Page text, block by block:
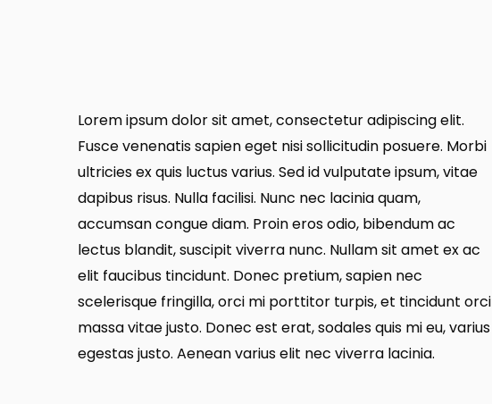
Lorem ipsum dolor sit amet, consectetur adipiscing elit.
Fusce venenatis sapien eget nisi sollicitudin posuere. Morbi
ultricies ex quis luctus varius. Sed id vulputate ipsum, vitae
dapibus risus. Nulla facilisi. Nunc nec lacinia quam,
accumsan congue diam. Proin eros odio, bibendum ac
lectus blandit, suscipit viverra nunc. Nullam sit amet ex ac
elit faucibus tincidunt. Donec pretium, sapien nec
scelerisque fringilla, orci mi porttitor turpis, et tincidunt orci
massa vitae justo. Donec est erat, sodales quis mi eu, varius
egestas justo. Aenean varius elit nec viverra lacinia.